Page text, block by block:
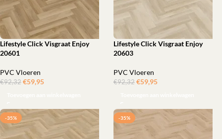
Lifestyle Click Visgraat Enjoy
20601
PVC Vloeren
€92,32 €59,95
Lifestyle Click Visgraat Enjoy
20603
PVC Vloeren
€92,32 €59,95
-35% -35%